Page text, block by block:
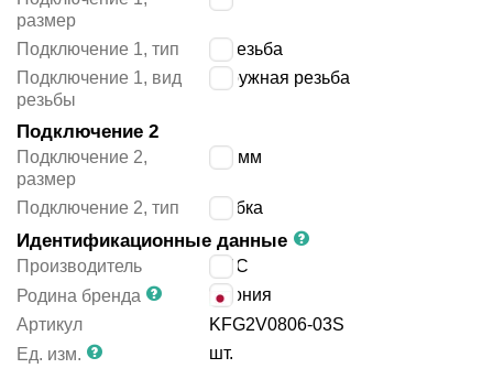
размер
Подключение 1, тип
R резьба
Подключение 1, вид
резьбы
наружная резьба
Подключение 2
Подключение 2,
размер
8/6 мм
Подключение 2, тип трубка
Идентификационные данные
Производитель
SMC
Родина бренда
Япония
Артикул
KFG2V0806-03S
Ед. изм.
шт.